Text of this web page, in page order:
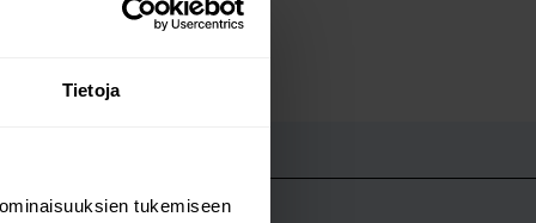
Tietoja
tukemiseen